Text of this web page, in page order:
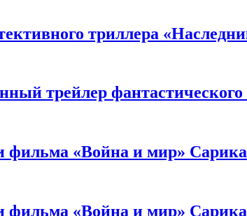
триллера
трейлер
фильма «Война и мир»
фильма «Война и мир»